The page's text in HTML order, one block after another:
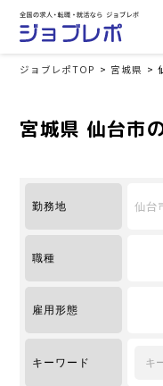
ジョブレポTOP 宮城県
宮城県 仙台市
勤務地 仙台
職種
雇用形態
キーワード